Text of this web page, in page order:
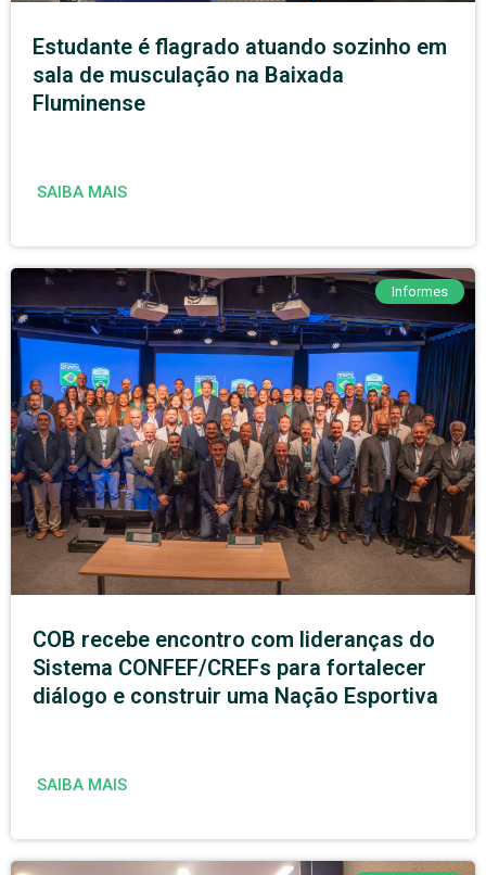
Estudante é flagrado atuando sozinho em
sala de musculação na Baixada
Fluminense
SAIBA MAIS
Informes
COB recebe encontro com lideranças do
Sistema CONFEF/CREFs para fortalecer
diálogo e construir uma Nação Esportiva
SAIBA MAIS